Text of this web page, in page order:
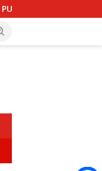
Guru, Alarm Masa